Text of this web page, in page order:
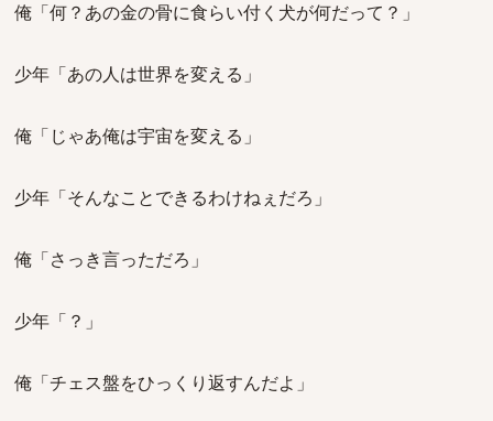
俺「何？あの金の骨に食らい付く犬が何だって？」
少年「あの人は世界を変える」
俺「じゃあ俺は宇宙を変える」
少年「そんなことできるわけねぇだろ」
俺「さっき言っただろ」
少年「？」
俺「チェス盤をひっくり返すんだよ」